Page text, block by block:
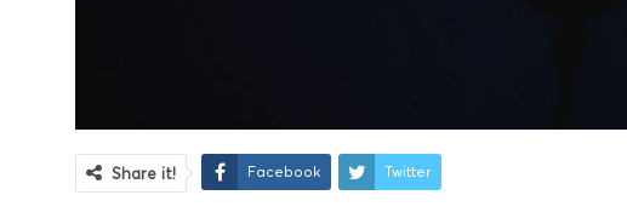
Share it! Facebook Twitter